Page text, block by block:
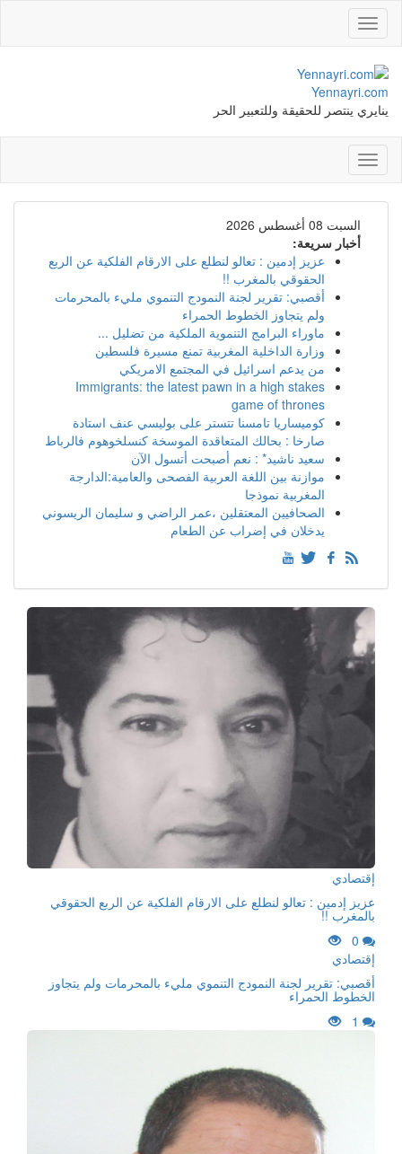
Toggle
navigation
Yennayri.com
ينايري ينتصر للحقيقة وللتعبير الحر
Toggle
navigation
السبت 08 أغسطس 2026
أخبار سريعة:
عزيز إدمين : تعالو لنطلع على الارقام الفلكية عن الربع
الحقوقي بالمغرب !!
أقصبي: تقرير لجنة النمودج التنموي مليء بالمحرمات
ولم يتجاوز الخطوط الحمراء
ماوراء البرامج التنموية الملكية من تضليل ...
وزارة الداخلية المغربية تمنع مسيرة فلسطين
من يدعم اسرائيل في المجتمع الامريكي
Immigrants: the latest pawn in a high stakes
game of thrones
كوميساريا تامسنا تتستر على بوليسي عنف استادة
صارخا : بحالك المتعاقدة الموسخة كنسلخوهوم فالرباط
سعيد ناشيد* : نعم أصبحت أتسول الآن
موازنة بين اللغة العربية الفصحى والعامية:الدارجة
المغربية نموذجا
الصحافيين المعتقلين ،عمر الراضي و سليمان الريسوني
يدخلان في إضراب عن الطعام
إقتصادي
عزيز إدمين : تعالو لنطلع على الارقام الفلكية عن الربع الحقوقي
بالمغرب !!
0
إقتصادي
أقصبي: تقرير لجنة النمودج التنموي مليء بالمحرمات ولم يتجاوز
الخطوط الحمراء
1